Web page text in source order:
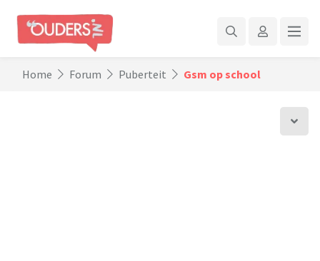
Home Forum Puberteit Gsm op school